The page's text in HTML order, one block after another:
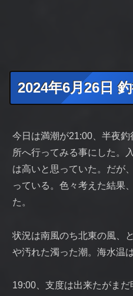
2024年6月26日
今日は満潮が21:00、半夜
所へ行ってみる事にした。
は高いと思っていた。だが
っている。色々考えた結果
た。
状況は南風のち北東の風、
や汚れた濁った潮。海水温
19:00、支度は出来たがま